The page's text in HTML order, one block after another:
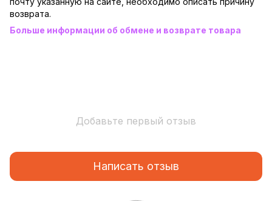
возврата.
Больше информации об обмене и возврате товара
Добавьте первый отзыв
Написать отзыв